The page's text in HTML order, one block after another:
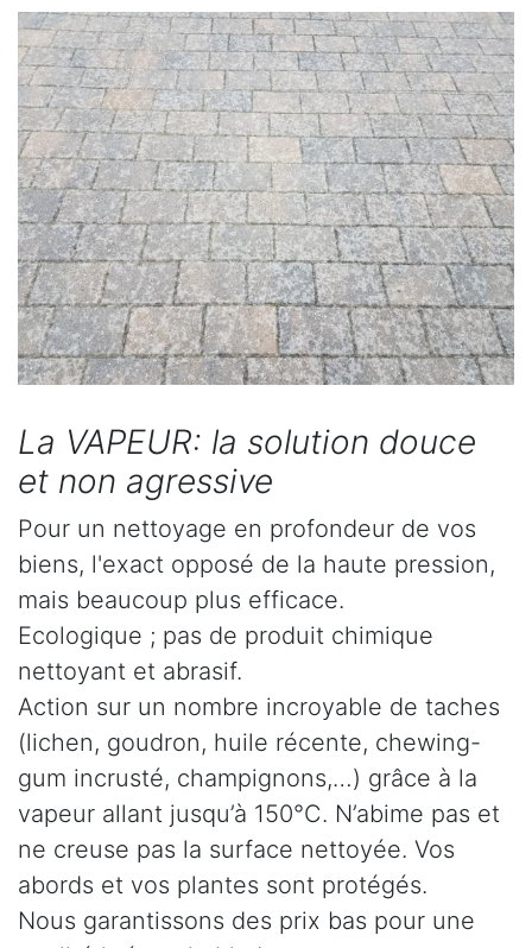
La VAPEUR: la solution douce
et non agressive
Pour un nettoyage en profondeur de vos
biens, l'exact opposé de la haute pression,
mais beaucoup plus efficace.
Ecologique ; pas de produit chimique
nettoyant et abrasif.
Action sur un nombre incroyable de taches
(lichen, goudron, huile récente, chewing-
gum incrusté, champignons,…) grâce à la
vapeur allant jusqu’à 150°C. N’abime pas et
ne creuse pas la surface nettoyée. Vos
abords et vos plantes sont protégés.
Nous garantissons des prix bas pour une